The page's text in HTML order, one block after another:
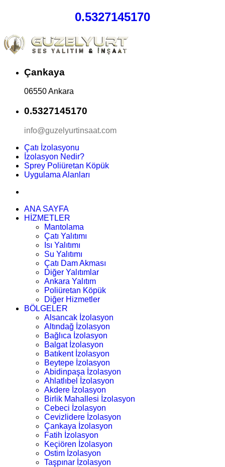
0.5327145170
Çankaya
06550 Ankara
0.5327145170
info@guzelyurtinsaat.com
Çatı İzolasyonu
İzolasyon Nedir?
Sprey Poliüretan Köpük
Uygulama Alanları
ANA SAYFA
HİZMETLER
Mantolama
Çatı Yalıtımı
Isı Yalıtımı
Su Yalıtımı
Çatı Dam Akması
Diğer Yalıtımlar
Ankara Yalıtım
Poliüretan Köpük
Diğer Hizmetler
BÖLGELER
Alsancak İzolasyon
Altındağ İzolasyon
Bağlıca İzolasyon
Balgat İzolasyon
Batıkent İzolasyon
Beytepe İzolasyon
Abidinpaşa İzolasyon
Ahlatlıbel İzolasyon
Akdere İzolasyon
Birlik Mahallesi İzolasyon
Cebeci İzolasyon
Cevizlidere İzolasyon
Çankaya İzolasyon
Fatih İzolasyon
Keçiören İzolasyon
Ostim İzolasyon
Taşpınar İzolasyon